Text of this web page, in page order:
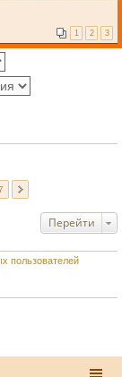
1 2 3
Перейти
пользователей